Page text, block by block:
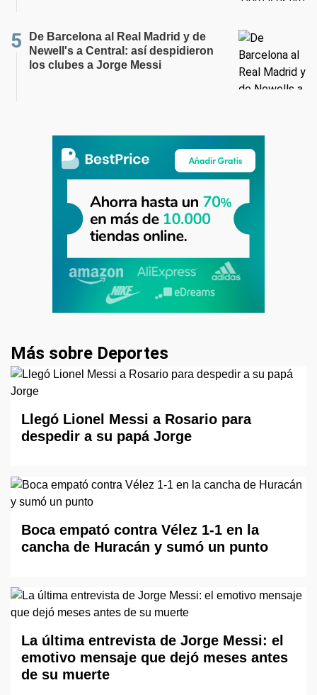
De Barcelona al Real Madrid y de
Newell's a Central: así despidieron
los clubes a Jorge Messi
Más sobre Deportes
Llegó Lionel Messi a Rosario para
despedir a su papá Jorge
Boca empató contra Vélez 1-1 en la
cancha de Huracán y sumó un punto
La última entrevista de Jorge Messi: el
emotivo mensaje que dejó meses antes
de su muerte